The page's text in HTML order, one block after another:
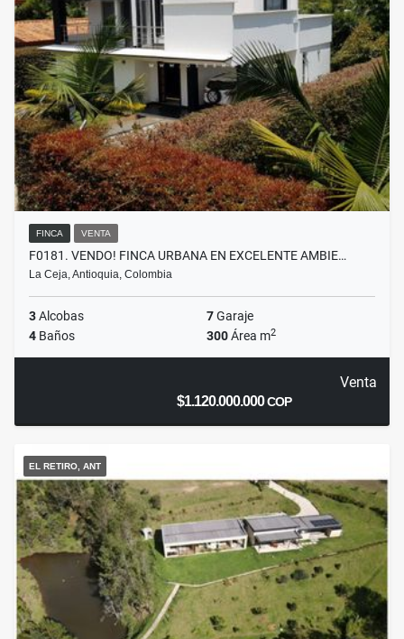
FINCA VENTA
F0181. VENDO! FINCA URBANA EN EXCELENTE AMBIE…
La Ceja, Antioquia, Colombia
3Alcobas 7Garaje
4 Baños 300Área m2
Venta
$1.120.000.000COP
EL RETIRO, ANT